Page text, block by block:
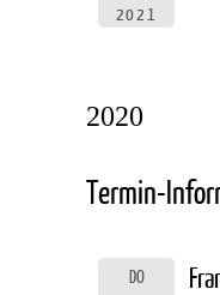
2021
2020
Termin-
DO